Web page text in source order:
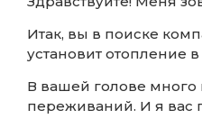
Итак, вы в поиске
установит отопление
В вашей голове
переживаний. И я вас